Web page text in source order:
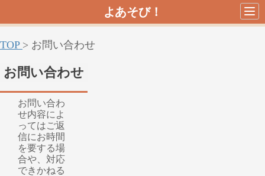
よあそび！
TOP > お問い合わせ
お問い合わせ
お問い合わ
せ内容によ
ってはご返
信にお時間
を要する場
合や、対応
できかねる